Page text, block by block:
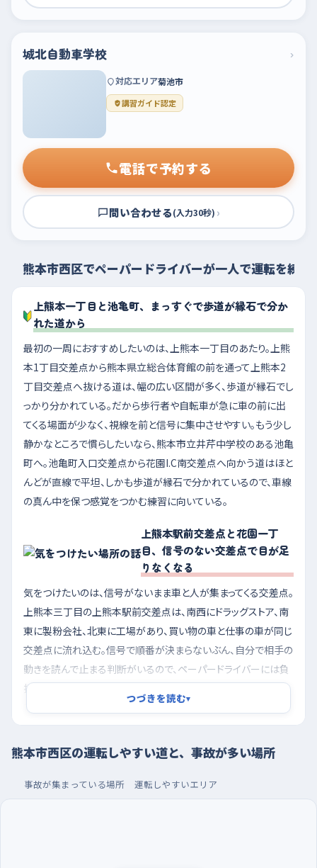
城北自動車学校 ›
対応エリア菊池市
講習ガイド認定
電話で予約する
問い合わせる(入力30秒) ›
熊本市西区でペーパードライバーが一人で運転を練習
上熊本一丁目と池亀町、まっすぐで歩道が縁石で分か
れた道から
最初の一周におすすめしたいのは、上熊本一丁目のあたり。上熊
本1丁目交差点から熊本県立総合体育館の前を通って上熊本2
丁目交差点へ抜ける道は、幅の広い区間が多く、歩道が縁石でし
っかり分かれている。だから歩行者や自転車が急に車の前に出
てくる場面が少なく、視線を前と信号に集中させやすい。もう少し
静かなところで慣らしたいなら、熊本市立井芹中学校のある池亀
町へ。池亀町入口交差点から花園I.C南交差点へ向かう道はほと
んどが直線で平坦、しかも歩道が縁石で分かれているので、車線
の真ん中を保つ感覚をつかむ練習に向いている。
上熊本駅前交差点と花園一丁
目、信号のない交差点で目が足
りなくなる
気をつけたいのは、信号がないまま車と人が集まってくる交差点。
上熊本三丁目の上熊本駅前交差点は、南西にドラッグストア、南
東に製粉会社、北東に工場があり、買い物の車と仕事の車が同じ
交差点に流れ込む。信号で順番が決まらないぶん、自分で相手の
動きを読んで止まる判断がいるので、ペーパードライバーには負
担が大きい。花園一丁目、東に肥後銀行の上熊本支店が見える
交差点も同じく信号がなく、しかも西へ向かってゆるやかに下っ
ている。下りは思っているより速度が乗るうえ、銀行や食料品店
に出入りする車が横から顔を出すため、坂の途中で止まりきれな
るなら手前から十分に速度を落としておきたい。
つづきを読む▾
熊本市西区の運転しやすい道と、事故が多い場所
事故が集まっている場所 運転しやすいエリア